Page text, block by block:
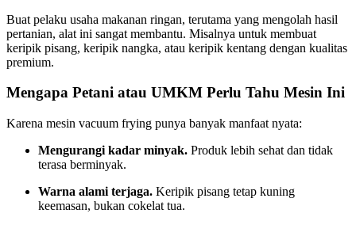
Buat pelaku usaha makanan ringan, terutama yang mengolah hasil
pertanian, alat ini sangat membantu. Misalnya untuk membuat
keripik pisang, keripik nangka, atau keripik kentang dengan kualitas
premium.
Mengapa Petani atau UMKM Perlu Tahu Mesin Ini
Karena mesin vacuum frying punya banyak manfaat nyata:
Mengurangi kadar minyak. Produk lebih sehat dan tidak
terasa berminyak.
Warna alami terjaga. Keripik pisang tetap kuning
keemasan, bukan cokelat tua.